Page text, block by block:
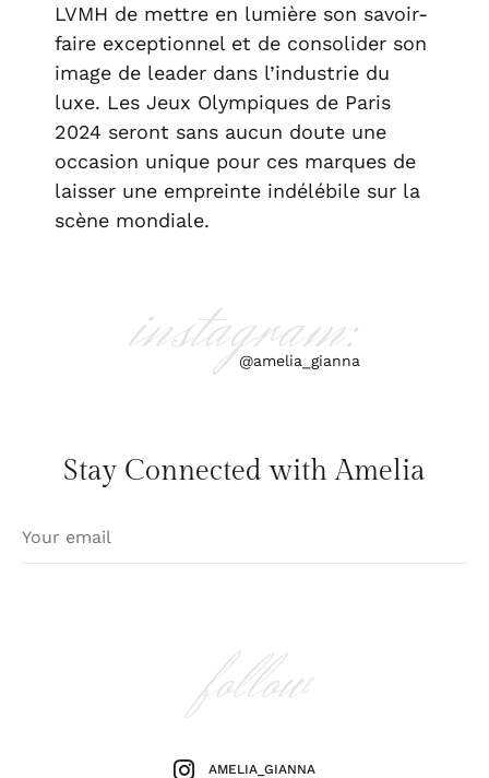
LVMH de mettre en lumière son savoir-
faire exceptionnel et de consolider son
image de leader dans l’industrie du
luxe. Les Jeux Olympiques de Paris
2024 seront sans aucun doute une
occasion unique pour ces marques de
laisser une empreinte indélébile sur la
scène mondiale.
instagram:
@amelia_gianna
Stay Connected with Amelia
follow
AMELIA_GIANNA